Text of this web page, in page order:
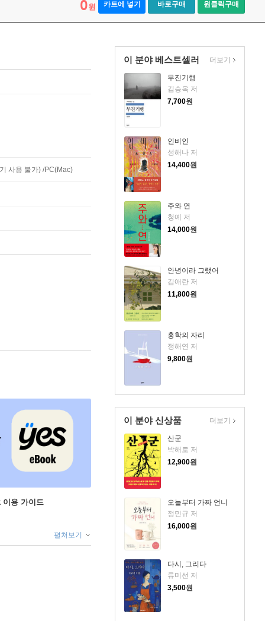
0원 카트에 넣기 바로구매 원클릭구매
이 분야 베스트셀러
무진기행
김승옥 저
7,700원
인비인
성해나 저
14,400원
주와 연
청예 저
14,000원
안녕이라 그랬어
김애란 저
11,800원
홍학의 자리
정해연 저
9,800원
더보기
이 분야 신상품
산군
박해로 저
12,900원
오늘부터 가짜 언니
정민규 저
16,000원
다시, 그리다
류미선 저
3,500원
더보기
사용 불가) /PC(Mac)
용 가이드
펼쳐보기